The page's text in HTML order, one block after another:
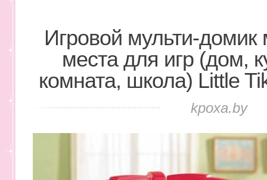
Игровой мульти-
места для игр (дом,
комната, школа) Little
kpoxa.by